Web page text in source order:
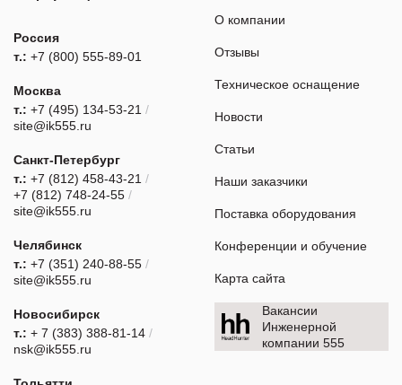
Россия
т.: +7 (800) 555-89-01
Москва
т.: +7 (495) 134-53-21 /
site@ik555.ru
Санкт-Петербург
т.: +7 (812) 458-43-21 /
+7 (812) 748-24-55 /
site@ik555.ru
Челябинск
т.: +7 (351) 240-88-55 /
site@ik555.ru
Новосибирск
т.: + 7 (383) 388-81-14 /
nsk@ik555.ru
О компании
Отзывы
Техническое оснащение
Новости
Статьи
Наши заказчики
Поставка оборудования
Конференции и обучение
Карта сайта
Вакансии
Инженерной
компании 555